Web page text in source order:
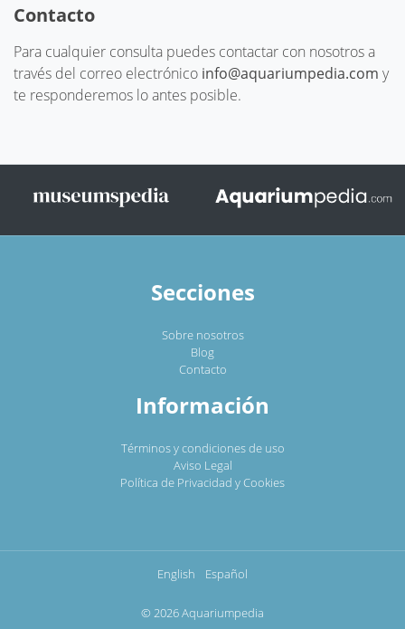
Contacto
Para cualquier consulta puedes contactar con nosotros a
través del correo electrónico info@aquariumpedia.com y
te responderemos lo antes posible.
Secciones
Sobre nosotros
Blog
Contacto
Información
Términos y condiciones de uso
Aviso Legal
Política de Privacidad y Cookies
English Español
© 2026 Aquariumpedia